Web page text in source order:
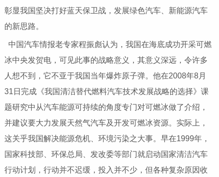
彰显我国坚决打好蓝天保卫战，发展绿色汽车、新能源汽车
的新思路。
中国汽车情报老专家程振彪认为，我国在海底成功开采可燃
冰中央发贺电，可见此事的战略意义，其意义深远，令许多
人想不到，它不亚于我国当年爆炸原子弹。他在2008年8月
31日完成《我国清洁替代燃料汽车技术发展战略的选择》课
题研究中从汽车能源可持续的角度专门对可燃冰做了介绍，
并建议要大力发展天然气汽车及开发可燃冰资源。实际上，
这关乎我国解决能源危机、环境污染之大事。早在1999年，
国家科技部、环保总局、发改委等部门就启动国家清洁汽车
行动计划，行动并不迟缓，投入并不少，但各种复杂原因收